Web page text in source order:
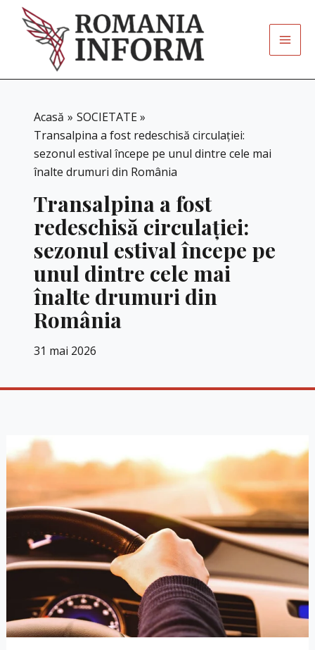
content
Acasă
SOCIETATE
Transalpina a fost redeschisă circulației:
sezonul estival începe pe unul dintre cele mai
înalte drumuri din România
Transalpina a fost
redeschisă circulației:
sezonul estival începe pe
unul dintre cele mai
înalte drumuri din
România
31 mai 2026